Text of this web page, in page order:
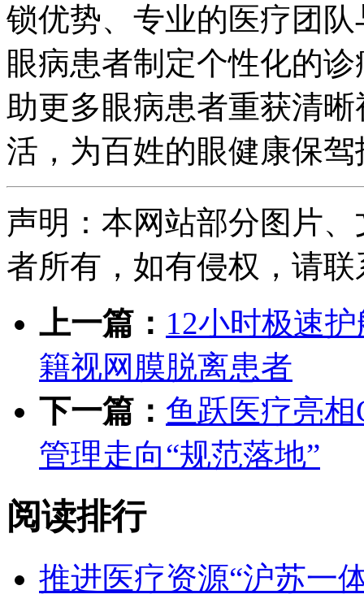
锁优势、专业的医疗团
眼病患者制定个性化的
助更多眼病患者重获清
活，为百姓的眼健康保驾
声明：本网站部分图片
者所有，如有侵权，请联
上一篇： 12小时极速
籍视网膜脱离患者
下一篇： 鱼跃医疗亮
管理走向“规范落地”
阅读排行
推进医疗资源“沪苏一